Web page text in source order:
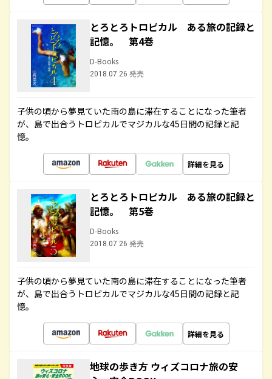
とろとろトロピカル ある旅の記録と
記憶。 第4巻
D-Books
2018.07.26 発売
子供の頃から夢見ていた南の島に滞在することになった筆者
が、島で出合うトロピカルでマジカルな45日間の記録と記
憶。
詳細を見る
とろとろトロピカル ある旅の記録と
記憶。 第5巻
D-Books
2018.07.26 発売
子供の頃から夢見ていた南の島に滞在することになった筆者
が、島で出合うトロピカルでマジカルな45日間の記録と記
憶。
詳細を見る
地球の歩き方 ウィズコロナ旅の安